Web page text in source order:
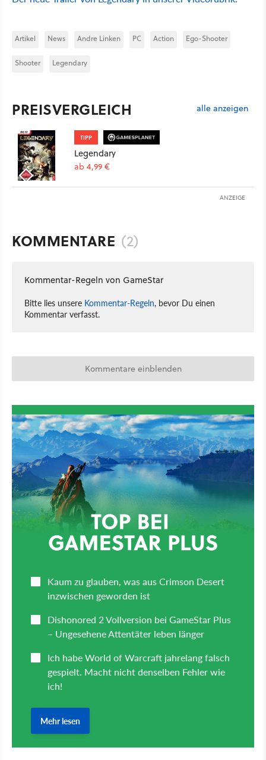
Artikel News Andre Linken PC Action Ego-Shooter
Shooter Legendary
PREISVERGLEICH alle anzeigen
TIPP
Legendary
ab 4,99 €
ANZEIGE
KOMMENTARE (2)
Kommentar-Regeln von GameStar
Bitte lies unsere Kommentar-Regeln, bevor Du einen
Kommentar verfasst.
Kommentare einblenden